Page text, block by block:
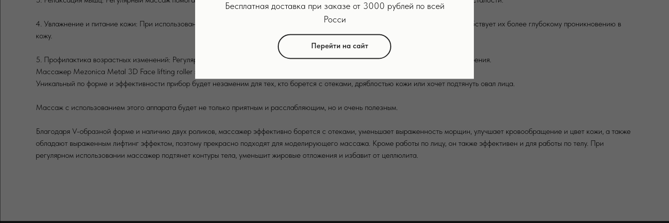
4. Увлажнение и питание кожи: При использовании массажеров можно одновременно наносить косметические средства, что способствует их более глубокому проникновению в
кожу.
5. Профилактика возрастных изменений: Регулярные процедуры могут помочь замедлить появление морщин и других признаков старения.
Массажер Mezonica Metal 3D Face lifting roller straight поможет позаботиться о красоте кожи лица и тела в домашних условиях.
Уникальный по форме и эффективности прибор будет незаменим для тех, кто борется с отеками, дряблостью кожи или хочет подтянуть овал лица.
Массаж с использованием этого аппарата будет не только приятным и расслабляющим, но и очень полезным.
Благодаря V-образной форме и наличию двух роликов, массажер эффективно борется с отеками, уменьшает выраженность морщин, улучшает кровообращение и цвет кожи, а также
обладают выраженным лифтинг эффектом, поэтому прекрасно подходят для моделирующего массажа. Кроме работы по лицу, он также эффективен и для работы по телу. При
регулярном использовании массажер подтянет контуры тела, уменьшит жировые отложения и избавит от целлюлита.
Бесплатная доставка при заказе от 3000 рублей по всей
Росси
Перейти на сайт